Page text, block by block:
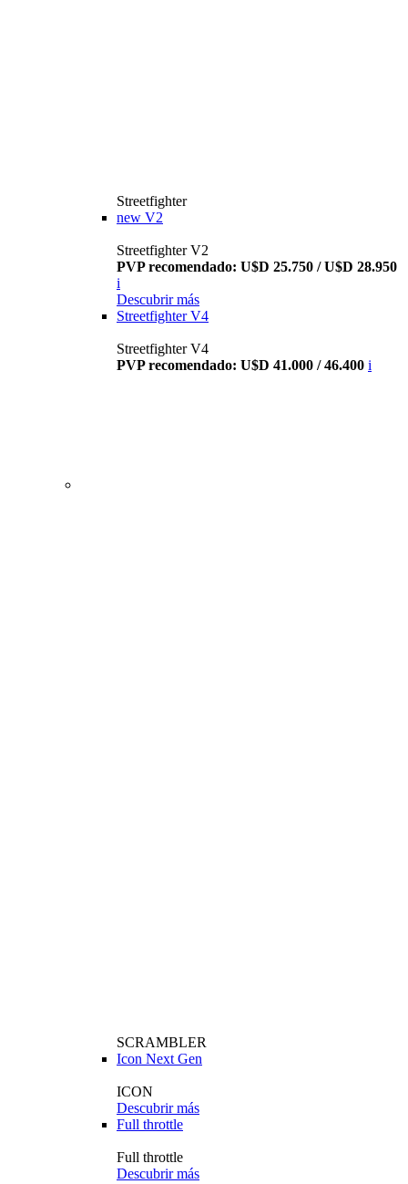
Streetfighter
new V2
Streetfighter V2
PVP recomendado: U$D 25.750 / U$D 28.950
i
Descubrir más
Streetfighter V4
Streetfighter V4
PVP recomendado: U$D 41.000 / 46.400 i
SCRAMBLER
Icon Next Gen
ICON
Descubrir más
Full throttle
Full throttle
Descubrir más